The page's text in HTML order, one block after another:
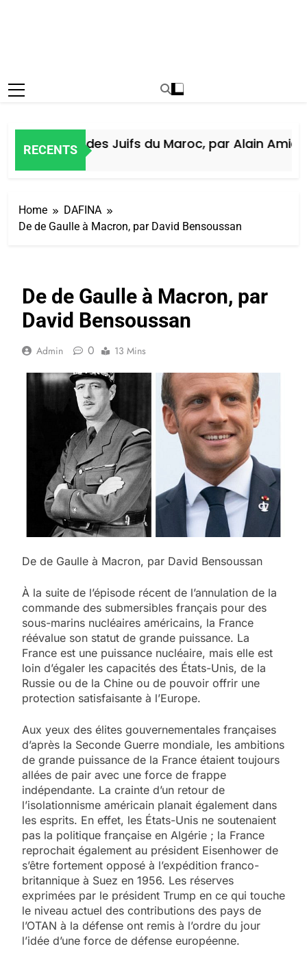
RECENTS
Histoire des Juifs du Maroc, par Alain Amiel
Home
DAFINA
De de Gaulle à Macron, par David Bensoussan
De de Gaulle à Macron, par
David Bensoussan
Admin 0 13 Mins
De de Gaulle à Macron, par David Bensoussan
À la suite de l’épisode récent de l’annulation de la
commande des submersibles français pour des
sous-marins nucléaires américains, la France
réévalue son statut de grande puissance. La
France est une puissance nucléaire, mais elle est
loin d’égaler les capacités des États-Unis, de la
Russie ou de la Chine ou de pouvoir offrir une
protection satisfaisante à l’Europe.
Aux yeux des élites gouvernementales françaises
d’après la Seconde Guerre mondiale, les ambitions
de grande puissance de la France étaient toujours
allées de pair avec une force de frappe
indépendante. La crainte d’un retour de
l’isolationnisme américain planait également dans
les esprits. En effet, les États-Unis ne soutenaient
pas la politique française en Algérie ; la France
reprochait également au président Eisenhower de
s’être fortement opposé à l’expédition franco-
britannique à Suez en 1956. Les réserves
exprimées par le président Trump en ce qui touche
le niveau actuel des contributions des pays de
l’OTAN à la défense ont remis à l’ordre du jour
l’idée d’une force de défense européenne.